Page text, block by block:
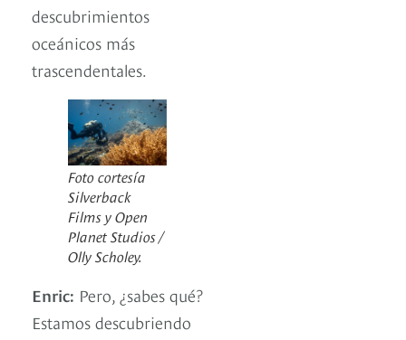
descubrimientos
oceánicos más
trascendentales.
Foto cortesía
Silverback
Films y Open
Planet Studios /
Olly Scholey.
Enric: Pero, ¿sabes qué?
Estamos descubriendo